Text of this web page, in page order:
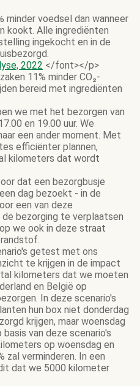
minder voedsel dan wanneer
kookt. Alle ingrediënten
ingekocht en in de
2022 </font></p>
11% minder CO₂-
bereid met ingrediënten
we met het bezorgen van
en 19.00 uur. We
een ander moment. Met
efficiënter plannen,
kilometers dat wordt
dat een bezorgbusje
dag bezoekt - in de
een van deze
bezorging te verplaatsen
we ook in deze straat
getest met ons
te krijgen in de impact
kilometers dat we moeten
en België op
In deze scenario's
hun box niet donderdag
krijgen, maar woensdag
basis van deze scenario's
op woensdag en
zal verminderen. In een
dat we 5000 kilometer